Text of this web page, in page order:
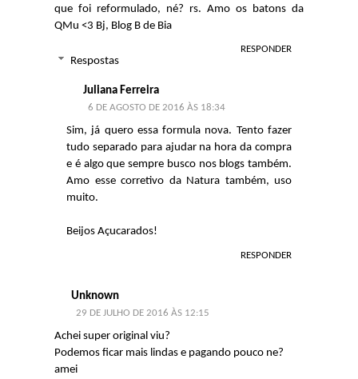
que foi reformulado, né? rs. Amo os batons da
QMu <3 Bj, Blog B de Bia
RESPONDER
Respostas
Juliana Ferreira
6 DE AGOSTO DE 2016 ÀS 18:34
Sim, já quero essa formula nova. Tento fazer
tudo separado para ajudar na hora da compra
e é algo que sempre busco nos blogs também.
Amo esse corretivo da Natura também, uso
muito.
Beijos Açucarados!
RESPONDER
Unknown
29 DE JULHO DE 2016 ÀS 12:15
Achei super original viu?
Podemos ficar mais lindas e pagando pouco ne?
amei